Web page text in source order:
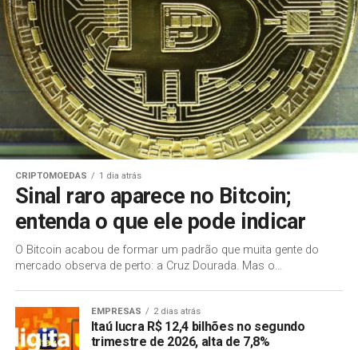
CRIPTOMOEDAS 1 dia atrás
Sinal raro aparece no Bitcoin;
entenda o que ele pode indicar
O Bitcoin acabou de formar um padrão que muita gente do
mercado observa de perto: a Cruz Dourada. Mas o...
EMPRESAS 2 dias atrás
Itaú lucra R$ 12,4 bilhões no segundo
trimestre de 2026, alta de 7,8%